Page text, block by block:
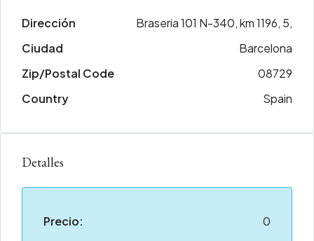
Dirección
Braseria 101 N-340, km 1196, 5,
Ciudad
Barcelona
Zip/Postal Code
08729
Country
Spain
Detalles
Precio:
0